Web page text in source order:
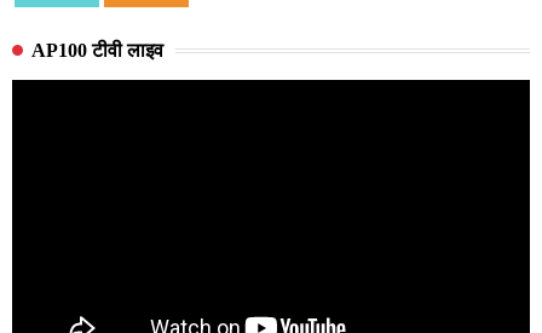
AP100 टीवी लाइव